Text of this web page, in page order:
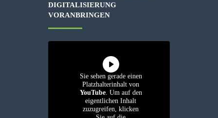
DIGITALISIERUNG
VORANBRINGEN
Sie sehen gerade einen
Platzhalterinhalt von
YouTube. Um auf den
eigentlichen Inhalt
zuzugreifen, klicken